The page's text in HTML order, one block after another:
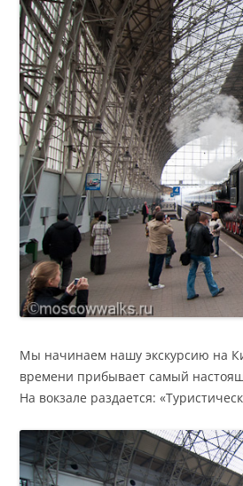
Мы начинаем нашу экскурсию на
времени прибывает самый
На вокзале раздается: